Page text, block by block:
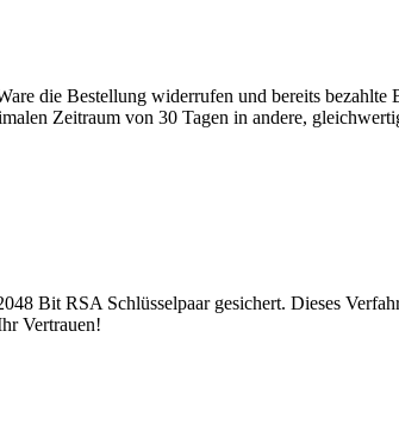
die Bestellung widerrufen und bereits bezahlte
Zeitraum von 30 Tagen in andere,
Bit RSA Schlüsselpaar gesichert. Dieses
Vertrauen!